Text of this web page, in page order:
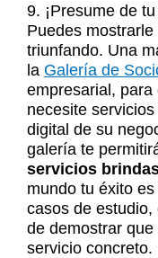
9. ¡Presume de
Puedes
triunfando. Una
la Galería de
empresarial,
necesite
digital de su
galería te
servicios
mundo tu éxito
casos de
de demostrar
servicio concreto.